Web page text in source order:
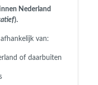
Nederland
).
van:
of daarbuiten